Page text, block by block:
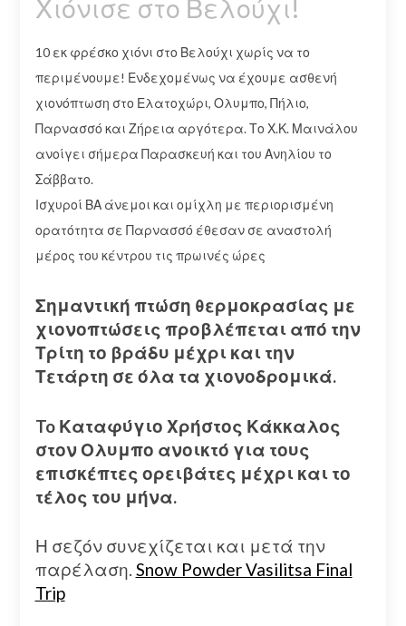
Χιόνισε στο Βελούχι!
10 εκ φρέσκο χιόνι στο Βελούχι χωρίς να το
περιμένουμε! Ενδεχομένως να έχουμε ασθενή
χιονόπτωση στο Ελατοχώρι, Ολυμπο, Πήλιο,
Παρνασσό και Ζήρεια αργότερα. Το Χ.Κ. Μαινάλου
ανοίγει σήμερα Παρασκευή και του Ανηλίου το
Σάββατο.
Ισχυροί ΒΑ άνεμοι και ομίχλη με περιορισμένη
ορατότητα σε Παρνασσό έθεσαν σε αναστολή
μέρος του κέντρου τις πρωινές ώρες
Σημαντική πτώση θερμοκρασίας με
χιονοπτώσεις προβλέπεται από την
Τρίτη το βράδυ μέχρι και την
Τετάρτη σε όλα τα χιονοδρομικά.
To Καταφύγιο Χρήστος Κάκκαλος
στον Ολυμπο ανοικτό για τους
επισκέπτες ορειβάτες μέχρι και το
τέλος του μήνα.
Η σεζόν συνεχίζεται και μετά την
παρέλαση. Snow Powder Vasilitsa Final
Trip